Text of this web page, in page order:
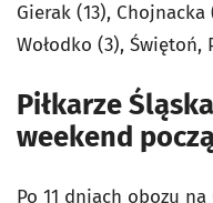
Gierak (13),
Wołodko (3),
Piłkarze
weekend
Po 11 dniach obozu